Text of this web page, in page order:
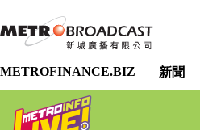
METROFINANCE.BIZ 新聞